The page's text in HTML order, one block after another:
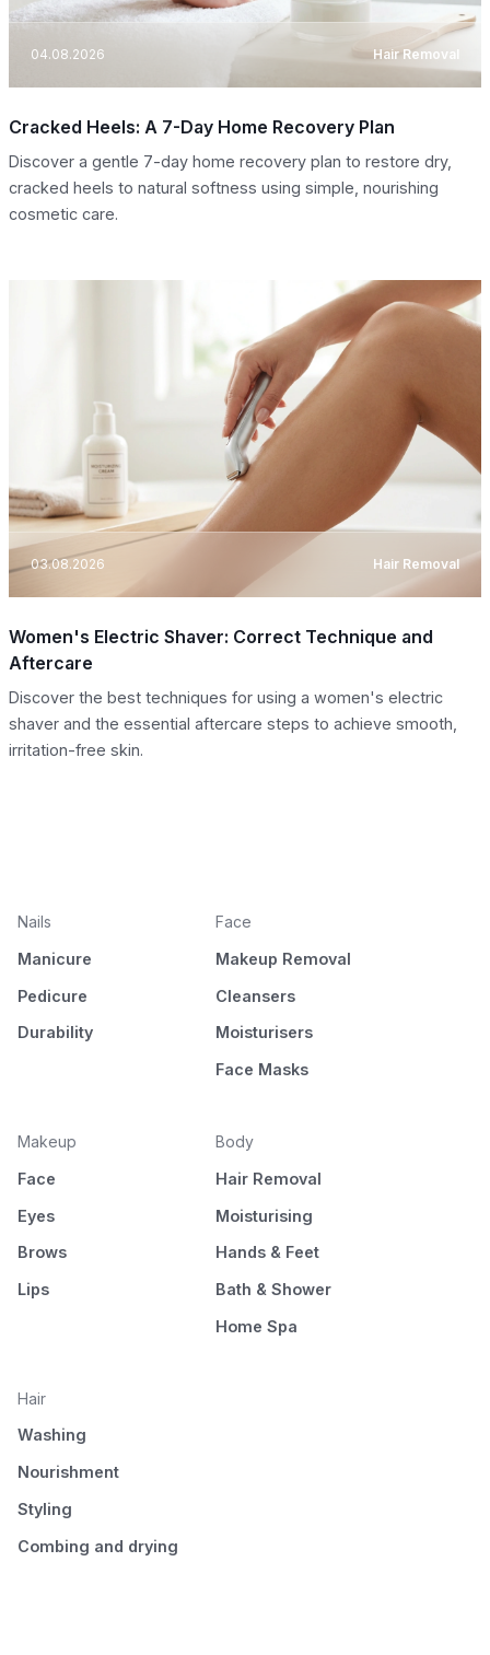
04.08.2026 Hair Removal
Cracked Heels: A 7-Day Home Recovery Plan
Discover a gentle 7-day home recovery plan to restore dry,
cracked heels to natural softness using simple, nourishing
cosmetic care.
03.08.2026 Hair Removal
Women's Electric Shaver: Correct Technique and
Aftercare
Discover the best techniques for using a women's electric
shaver and the essential aftercare steps to achieve smooth,
irritation-free skin.
Nails
Manicure
Pedicure
Durability
Face
Makeup Removal
Cleansers
Moisturisers
Face Masks
Makeup
Face
Eyes
Brows
Lips
Body
Hair Removal
Moisturising
Hands & Feet
Bath & Shower
Home Spa
Hair
Washing
Nourishment
Styling
Combing and drying